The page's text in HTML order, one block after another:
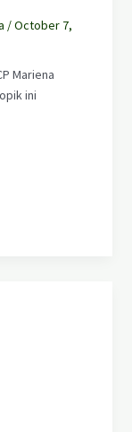
/October 7,
Mariena
ini